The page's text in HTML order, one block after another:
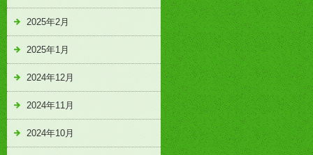
2025年2月
2025年1月
2024年12月
2024年11月
2024年10月